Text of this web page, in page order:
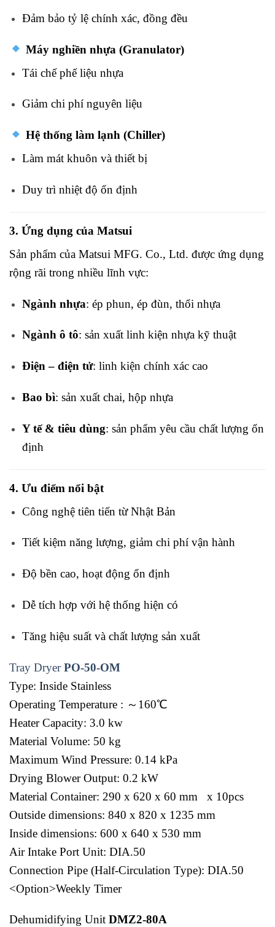
Đảm bảo tỷ lệ chính xác, đồng đều
Máy nghiền nhựa (Granulator)
Tái chếphếliệu nhựa
Giảm chi phí nguyên liệu
Hệ thống làm lạnh (Chiller)
Làm mát khuôn và thiết bị
Duy trì nhiệt độ ổn định
3. Ứng dụng của Matsui
Sản phẩm của Matsui MFG. Co., Ltd. được ứng dụng
rộng rãi trong nhiều lĩnh vực:
Ngành nhựa: ép phun, ép đùn, thổi nhựa
Ngành ô tô: sản xuất linh kiện nhựa kỹ thuật
Điện – điện tử: linh kiện chính xác cao
Bao bì: sản xuất chai, hộp nhựa
Ytế & tiêu dùng: sản phẩm yêu cầu chất lượng ổn
định
4. Ưu điểm nổi bật
Công nghệ tiên tiến từNhật Bản
Tiết kiệm năng lượng, giảm chi phí vận hành
Độ bền cao, hoạt động ổn định
Dễ tích hợp với hệ thống hiện có
Tăng hiệu suất và chất lượng sản xuất
Tray DryerPO-50-OM
Type: Inside Stainless
Operating Temperature : ～160℃
Heater Capacity: 3.0 kw
Material Volume: 50 kg
Maximum Wind Pressure: 0.14 kPa
Drying Blower Output: 0.2 kW
Material Container: 290 x 620 x 60 mm x 10pcs
Outside dimensions: 840 x 820 x 1235 mm
Inside dimensions: 600 x 640 x 530 mm
Air Intake Port Unit: DIA.50
Connection Pipe (Half-Circulation Type): DIA.50
<Option>Weekly Timer
Dehumidifying Unit DMZ2-80A